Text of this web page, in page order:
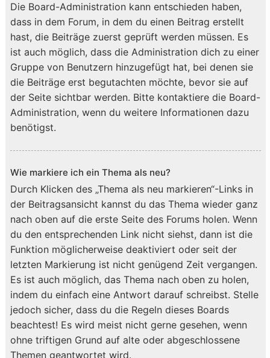
Die Board-Administration kann entschieden haben,
dass in dem Forum, in dem du einen Beitrag erstellt
hast, die Beiträge zuerst geprüft werden müssen. Es
ist auch möglich, dass die Administration dich zu einer
Gruppe von Benutzern hinzugefügt hat, bei denen sie
die Beiträge erst begutachten möchte, bevor sie auf
der Seite sichtbar werden. Bitte kontaktiere die Board-
Administration, wenn du weitere Informationen dazu
benötigst.
Wie markiere ich ein Thema als neu?
Durch Klicken des „Thema als neu markieren“-Links in
der Beitragsansicht kannst du das Thema wieder ganz
nach oben auf die erste Seite des Forums holen. Wenn
du den entsprechenden Link nicht siehst, dann ist die
Funktion möglicherweise deaktiviert oder seit der
letzten Markierung ist nicht genügend Zeit vergangen.
Es ist auch möglich, das Thema nach oben zu holen,
indem du einfach eine Antwort darauf schreibst. Stelle
jedoch sicher, dass du die Regeln dieses Boards
beachtest! Es wird meist nicht gerne gesehen, wenn
ohne triftigen Grund auf alte oder abgeschlossene
Themen geantwortet wird.